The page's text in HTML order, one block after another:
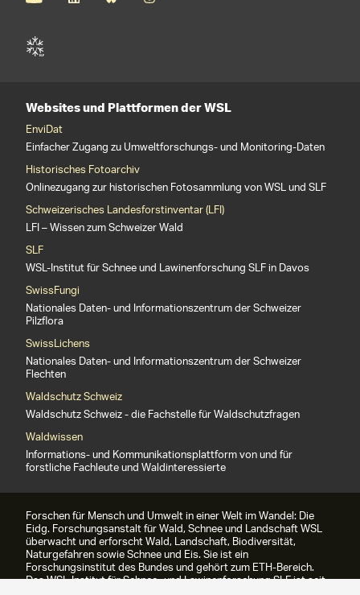
Websites und Plattformen der WSL
EnviDat
Einfacher Zugang zu Umweltforschungs- und Monitoring-Daten
Historisches Fotoarchiv
Onlinezugang zur historischen Fotosammlung von WSL und SLF
Schweizerisches Landesforstinventar (LFI)
LFI – Wissen zum Schweizer Wald
SLF
WSL-Institut für Schnee und Lawinenforschung SLF in Davos
SwissFungi
Nationales Daten- und Informationszentrum der Schweizer
Pilzflora
SwissLichens
Nationales Daten- und Informationszentrum der Schweizer
Flechten
Waldschutz Schweiz
Waldschutz Schweiz - die Fachstelle für Waldschutzfragen
Waldwissen
Informations- und Kommunikationsplattform von und für
forstliche Fachleute und Waldinteressierte
Forschen für Mensch und Umwelt in einer Welt im Wandel: Die
Eidg. Forschungsanstalt für Wald, Schnee und Landschaft WSL
überwacht und erforscht Wald, Landschaft, Biodiversität,
Naturgefahren sowie Schnee und Eis. Sie ist ein
Forschungsinstitut des Bundes und gehört zum ETH-Bereich.
Das WSL-Institut für Schnee- und Lawinenforschung SLF ist seit